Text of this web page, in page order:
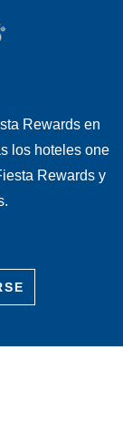
Rewards en
los hoteles one
Rewards y